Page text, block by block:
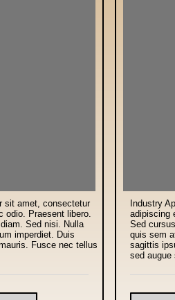
sit amet, consectetur
odio. Praesent libero.
Sed nisi. Nulla
imperdiet. Duis
Fusce nec tellus
Industry
adipiscing
Sed
quis sem
sagittis
sed augue